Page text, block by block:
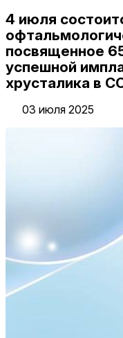
4 июля
посвященное
успешной
хрусталика в
03 июля 2025